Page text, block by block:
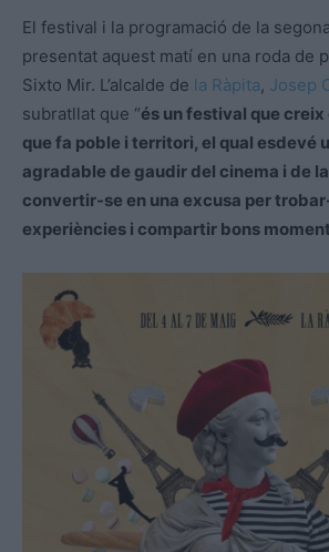
El festival i la programació de la
presentat aquest matí en una roda de
Sixto Mir. L’alcalde de la Ràpita, Josep
subratllat que “és un festival que creix
que fa poble i territori, el qual esdevé
agradable de gaudir del cinema i de
convertir-se en una excusa per
experiències i compartir bons